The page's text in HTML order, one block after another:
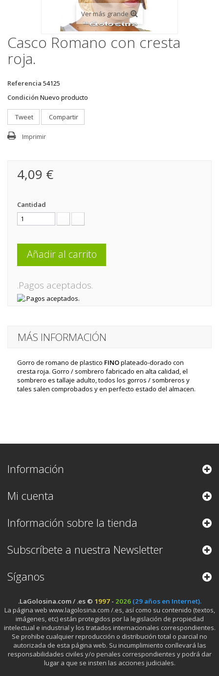
Ver más grande
Casco Romano con cresta
roja.
Referencia 54125
Condición Nuevo producto
Tweet Compartir
Imprimir
4,09 €
Cantidad
Añadir al carrito
.Pagos aceptados.
MÁS INFORMACIÓN
Gorro de romano de plastico FINOplateado-dorado con
cresta roja. Gorro / sombrero fabricado en alta calidad, el
sombrero es tallaje adulto, todos los gorros / sombreros y
tales salen comprobados y en perfecto estado del almacen.
Información
Mi cuenta
Información sobre la tienda
Subscríbete a nuestra Newsletter
Síganos
.LaGolosina.com / .es © 1997- 2026 (29 años en Internet).
La página web www.lagolosina.com /.es, así como su contenido (textos,
imágenes, etc) están protegidos por la legislación de propiedad
intelectual e industrial y los tratados internacionales correspondientes.
Se prohibe cualquier reproducción o distribución total o parcial no
autorizada de esta página web. Su incumplimiento conllevará las
responsabilidades civiles y/o penales correspondientes y podrá dar
lugar a que se insten las acciones judiciales.